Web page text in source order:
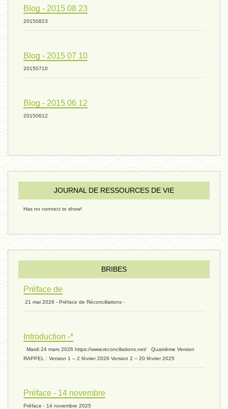
humain 06 - 6 août 2024
sous-groupe humain - 27 juillet
riche - 25 juillet 2024
Introduction V1 - 6 juin 2024
extinction 07 - 18 mai 2024
biomasse - 10 mai 2024*
Blog - 2015 08 23
20150823
Blog - 2015 07 10
20150710
Blog - 2015 06 12
20150612
JOURNAL DE RESSOURCES DE VIE
Has no connect to show!
BRIBES
Préface de
21 mai 2026 - Préface de Réconciliations -
Introduction -*
Mardi 24 mars 2026 https://www.reconciliations.net/ Quatrième Version
RAPPEL : Version 1 – 2 février 2026 Version 2 – 20 février 2025
Préface - 14 novembre
Préface - 14 novembre 2025